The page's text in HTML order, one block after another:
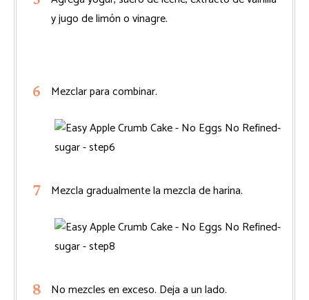
y jugo de limón o vinagre.
Mezclar para combinar.
Mezcla gradualmente la mezcla de harina.
No mezcles en exceso. Deja a un lado.